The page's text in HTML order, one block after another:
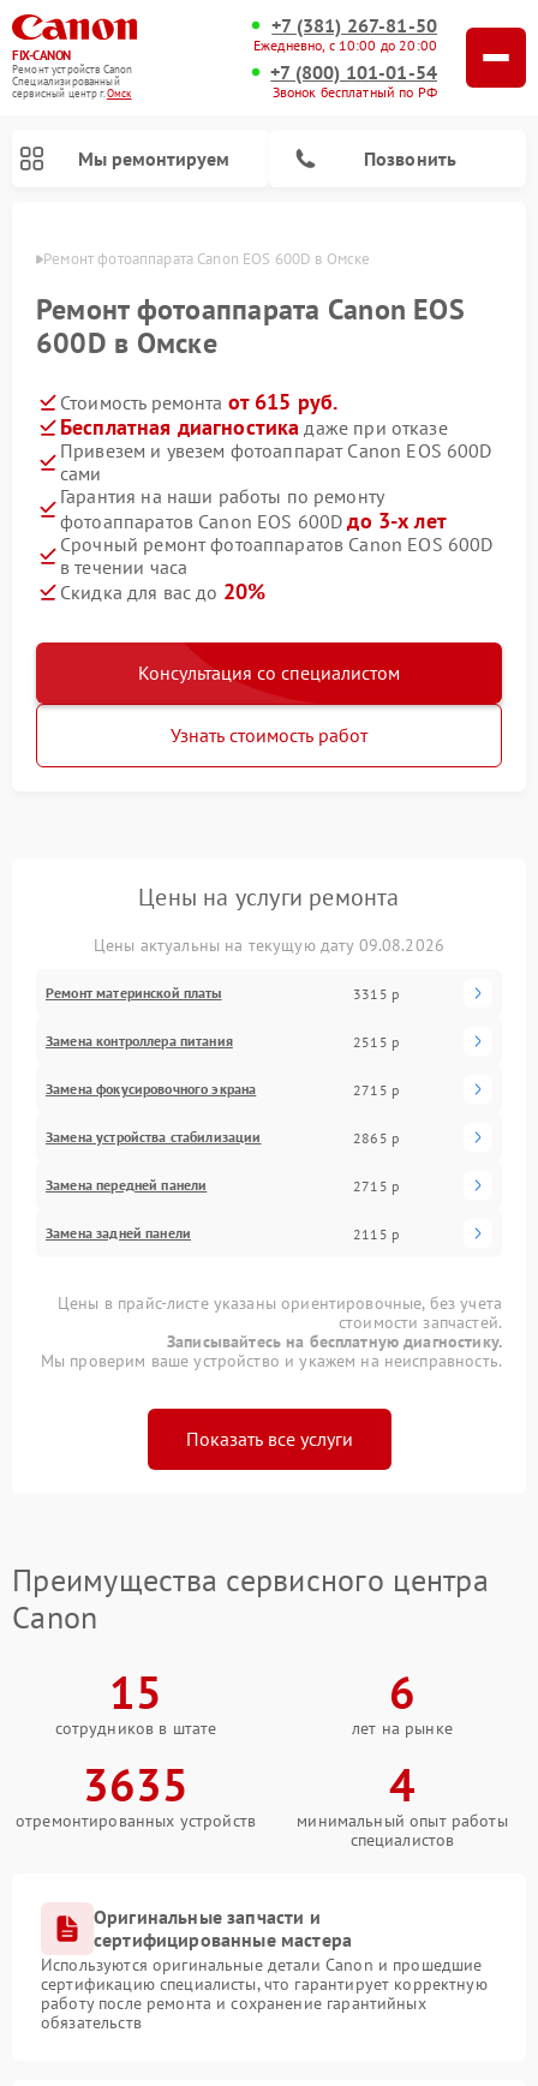
FIX-CANON
Ремонт устройств Canon
Специализированный
cервисный центр г.Омск
+7 (381) 267-81-50
Ежедневно, с 10:00 до 20:00
+7 (800) 101-01-54
Звонок бесплатный по РФ
Мы ремонтируем Позвонить
Ремонт фотоаппарата Canon EOS 600D в Омске
Ремонт фотоаппарата Canon EOS
600D в Омске
Стоимость ремонта от 615 руб.
Бесплатная диагностика даже при отказе
Привезем и увезем фотоаппарат Canon EOS 600D
сами
Гарантия на наши работы по ремонту
фотоаппаратов Canon EOS 600Dдо 3-х лет
Срочный ремонт фотоаппаратов Canon EOS 600D
в течении часа
Скидка для вас до 20%
Консультация со специалистом
Узнать стоимость работ
Цены на услуги ремонта
Цены актуальны на текущую дату 09.08.2026
Ремонт материнской платы 3315 р
Замена контроллера питания 2515 р
Замена фокусировочного экрана 2715 р
Замена устройства стабилизации 2865 р
Замена передней панели 2715 р
Замена задней панели 2115 р
Цены в прайс-листе указаны ориентировочные, без учета
стоимости запчастей.
Записывайтесь на бесплатную диагностику.
Мы проверим ваше устройство и укажем на неисправность.
Показать все услуги
Преимущества сервисного центра
Canon
15
сотрудников в штате
6
лет на рынке
3635
отремонтированных устройств
4
минимальный опыт работы
специалистов
Оригинальные запчасти и
сертифицированные мастера
Используются оригинальные детали Canon и прошедшие
сертификацию специалисты, что гарантирует корректную
работу после ремонта и сохранение гарантийных
обязательств